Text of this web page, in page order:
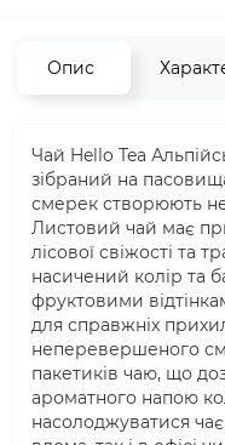
Опис
Чай Hello Tea
зібраний на
смерек створюють
Листовий чай має
лісової свіжості та
насичений колір та
фруктовими
для справжніх
неперевершеного
пакетиків чаю, що
ароматного напою
насолоджуватися